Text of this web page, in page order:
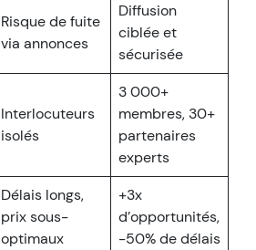
Risque de fuite
via annonces
Diffusion
ciblée et
sécurisée
Interlocuteurs
isolés
3 000+
membres, 30+
partenaires
experts
Délais longs,
prix sous-
optimaux
+3x
d’opportunités,
-50% de délais